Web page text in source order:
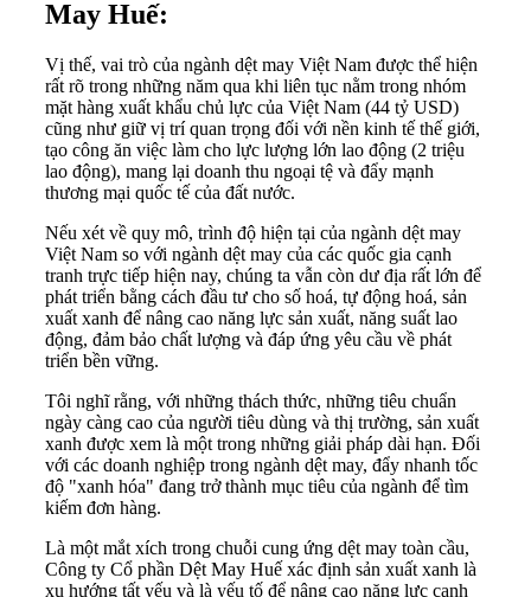
May Huế:
Vị thế, vai trò của ngành dệt may Việt Nam được thể hiện
rất rõ trong những năm qua khi liên tục nằm trong nhóm
mặt hàng xuất khẩu chủ lực của Việt Nam (44 tỷ USD)
cũng như giữ vị trí quan trọng đối với nền kinh tế thế giới,
tạo công ăn việc làm cho lực lượng lớn lao động (2 triệu
lao động), mang lại doanh thu ngoại tệ và đẩy mạnh
thương mại quốc tế của đất nước.
Nếu xét về quy mô, trình độ hiện tại của ngành dệt may
Việt Nam so với ngành dệt may của các quốc gia cạnh
tranh trực tiếp hiện nay, chúng ta vẫn còn dư địa rất lớn để
phát triển bằng cách đầu tư cho số hoá, tự động hoá, sản
xuất xanh để nâng cao năng lực sản xuất, năng suất lao
động, đảm bảo chất lượng và đáp ứng yêu cầu về phát
triển bền vững.
Tôi nghĩ rằng, với những thách thức, những tiêu chuẩn
ngày càng cao của người tiêu dùng và thị trường, sản xuất
xanh được xem là một trong những giải pháp dài hạn. Đối
với các doanh nghiệp trong ngành dệt may, đẩy nhanh tốc
độ "xanh hóa" đang trở thành mục tiêu của ngành để tìm
kiếm đơn hàng.
Là một mắt xích trong chuỗi cung ứng dệt may toàn cầu,
Công ty Cổ phần Dệt May Huế xác định sản xuất xanh là
xu hướng tất yếu và là yếu tố để nâng cao năng lực cạnh